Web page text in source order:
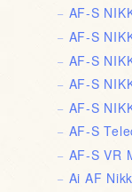
AF-S
AF-S
AF-S
AF-S
AF-S
AF-S
AF-S VR
Ai AF